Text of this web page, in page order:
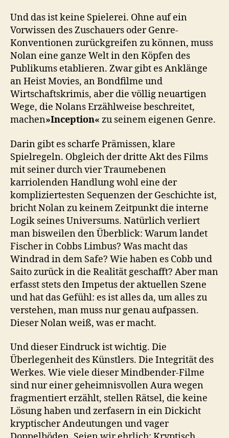
Und das ist keine Spielerei. Ohne auf ein
Vorwissen des Zuschauers oder Genre-
Konventionen zurückgreifen zu können, muss
Nolan eine ganze Welt in den Köpfen des
Publikums etablieren. Zwar gibt es Anklänge
an Heist Movies, an Bondfilme und
Wirtschaftskrimis, aber die völlig neuartigen
Wege, die Nolans Erzählweise beschreitet,
machen»Inception« zu seinem eigenen Genre.
Darin gibt es scharfe Prämissen, klare
Spielregeln. Obgleich der dritte Akt des Films
mit seiner durch vier Traumebenen
karriolenden Handlung wohl eine der
kompliziertesten Sequenzen der Geschichte ist,
bricht Nolan zu keinem Zeitpunkt die interne
Logik seines Universums. Natürlich verliert
man bisweilen den Überblick: Warum landet
Fischer in Cobbs Limbus? Was macht das
Windrad in dem Safe? Wie haben es Cobb und
Saito zurück in die Realität geschafft? Aber man
erfasst stets den Impetus der aktuellen Szene
und hat das Gefühl: es ist alles da, um alles zu
verstehen, man muss nur genau aufpassen.
Dieser Nolan weiß, was er macht.
Und dieser Eindruck ist wichtig. Die
Überlegenheit des Künstlers. Die Integrität des
Werkes. Wie viele dieser Mindbender-Filme
sind nur einer geheimnisvollen Aura wegen
fragmentiert erzählt, stellen Rätsel, die keine
Lösung haben und zerfasern in ein Dickicht
kryptischer Andeutungen und vager